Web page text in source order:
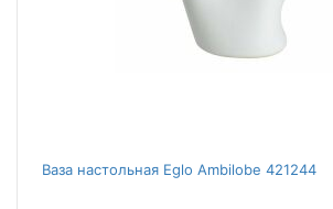
Ваза настольная Eglo Ambilobe 421244